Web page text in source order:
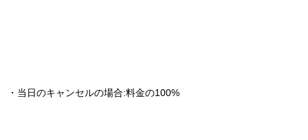
・当日のキャンセルの場合:料金の100%